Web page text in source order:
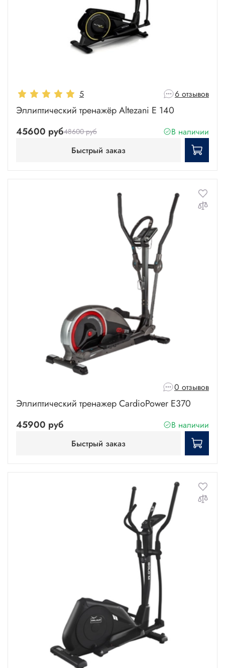
5 6 отзывов
Эллиптический тренажёр Altezani E 140
45600 руб48600 руб
В наличии
Быстрый заказ
0 отзывов
Эллиптический тренажер CardioPower E370
45900 руб
В наличии
Быстрый заказ